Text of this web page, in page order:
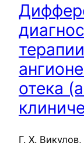
отека
Г. Х.